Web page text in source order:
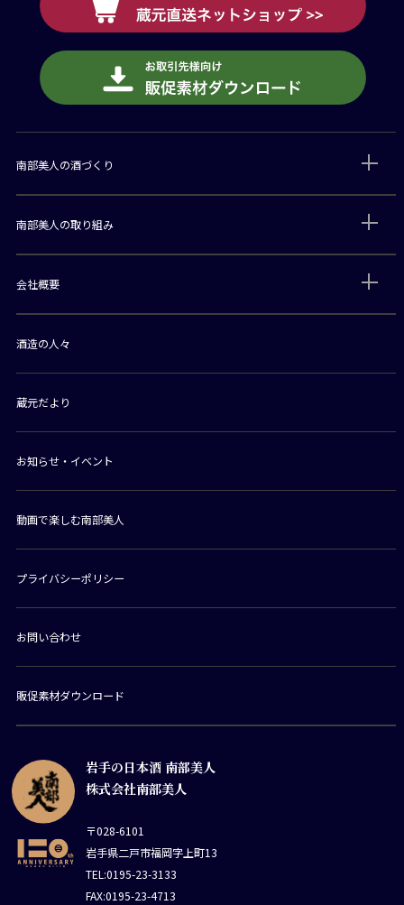
岩手の日本酒 南部美人
株式会社南部美人
〒028-6101
岩手県二戸市福岡字上町13
TEL:0195-23-3133
FAX:0195-23-4713
南部美人の酒づくり
南部美人の取り組み
会社概要
酒造の人々
蔵元だより
お知らせ・イベント
動画で楽しむ南部美人
プライバシーポリシー
お問い合わせ
販促素材ダウンロード